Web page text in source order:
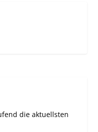
die aktuellsten